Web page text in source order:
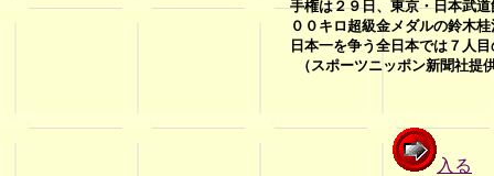
手権は２９日、東京・日本武
００キロ超級金メダルの鈴木
日本一を争う全日本では７人
（スポーツニッポン新聞社提
入る